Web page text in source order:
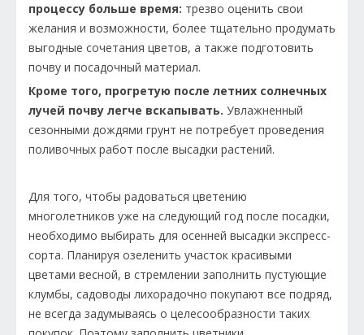
процессу больше время: трезво оценить свои
желания и возможности, более тщательно продумать
выгодные сочетания цветов, а также подготовить
почву и посадочный материал.
Кроме того, прогретую после летних солнечных
лучей почву легче вскапывать. Увлажненный
сезонными дождями грунт не потребует проведения
поливочных работ после высадки растений.
Для того, чтобы радоваться цветению
многолетников уже на следующий год после посадки,
необходимо выбирать для осенней высадки экспресс-
сорта. Планируя озеленить участок красивыми
цветами весной, в стремлении заполнить пустующие
клумбы, садоводы лихорадочно покупают все подряд,
не всегда задумываясь о целесообразности таких